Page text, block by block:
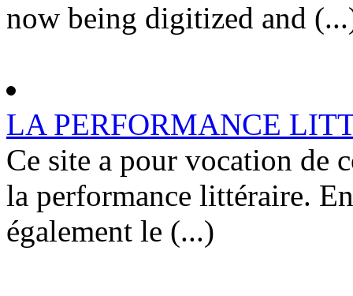
now being digitized and
LA PERFORMANCE
Ce site a pour vocation de
la performance littéraire.
également le (...)